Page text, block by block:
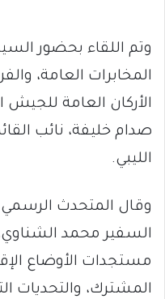
وتم اللقاء بحضور
المخابرات العامة،
الأركان العامة للجيش
صدام خليفة، نائب
الليبي.
وقال المتحدث
السفير محمد
مستجدات الأوضاع
المشترك، والتحديات